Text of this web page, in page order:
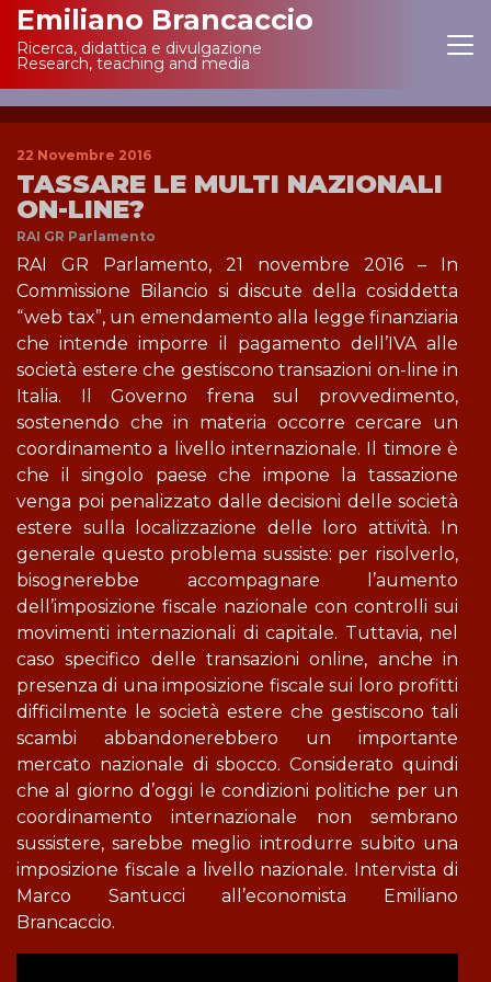
Main Navigation
Emiliano Brancaccio
Ricerca, didattica e divulgazione
Research, teaching and media
22 Novembre 2016
TASSARE LE MULTI NAZIONALI
ON-LINE?
RAI GR Parlamento
RAI GR Parlamento, 21 novembre 2016 – In
Commissione Bilancio si discute della cosiddetta
“web tax”, un emendamento alla legge finanziaria
che intende imporre il pagamento dell’IVA alle
società estere che gestiscono transazioni on-line in
Italia. Il Governo frena sul provvedimento,
sostenendo che in materia occorre cercare un
coordinamento a livello internazionale. Il timore è
che il singolo paese che impone la tassazione
venga poi penalizzato dalle decisioni delle società
estere sulla localizzazione delle loro attività. In
generale questo problema sussiste: per risolverlo,
bisognerebbe accompagnare l’aumento
dell’imposizione fiscale nazionale con controlli sui
movimenti internazionali di capitale. Tuttavia, nel
caso specifico delle transazioni online, anche in
presenza di una imposizione fiscale sui loro profitti
difficilmente le società estere che gestiscono tali
scambi abbandonerebbero un importante
mercato nazionale di sbocco. Considerato quindi
che al giorno d’oggi le condizioni politiche per un
coordinamento internazionale non sembrano
sussistere, sarebbe meglio introdurre subito una
imposizione fiscale a livello nazionale. Intervista di
Marco Santucci all’economista Emiliano
Brancaccio.